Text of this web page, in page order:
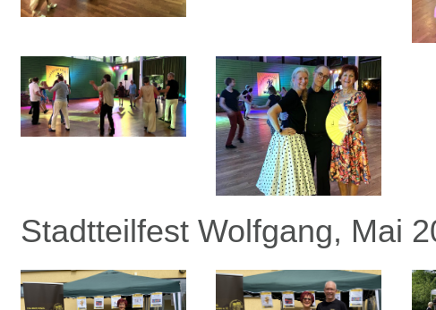
Stadtteilfest Wolfgang, Mai